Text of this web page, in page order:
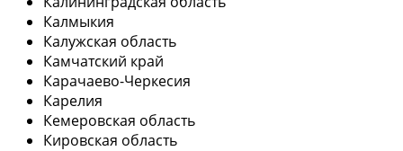
Калмыкия
Калужская область
Камчатский край
Карачаево-Черкесия
Карелия
Кемеровская область
Кировская область